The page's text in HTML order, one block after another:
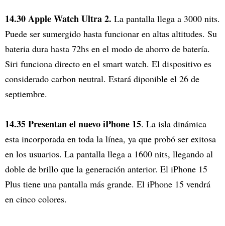
14.30 Apple Watch Ultra 2. La pantalla llega a 3000 nits.
Puede ser sumergido hasta funcionar en altas altitudes. Su
bateria dura hasta 72hs en el modo de ahorro de batería.
Siri funciona directo en el smart watch. El dispositivo es
considerado carbon neutral. Estará diponible el 26 de
septiembre.
14.35 Presentan el nuevo iPhone 15. La isla dinámica
esta incorporada en toda la línea, ya que probó ser exitosa
en los usuarios. La pantalla llega a 1600 nits, llegando al
doble de brillo que la generación anterior. El iPhone 15
Plus tiene una pantalla más grande. El iPhone 15 vendrá
en cinco colores.